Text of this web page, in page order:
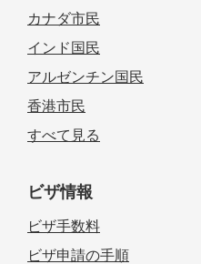
カナダ市民
インド国民
アルゼンチン国民
香港市民
すべて見る
ビザ情報
ビザ手数料
ビザ申請の手順